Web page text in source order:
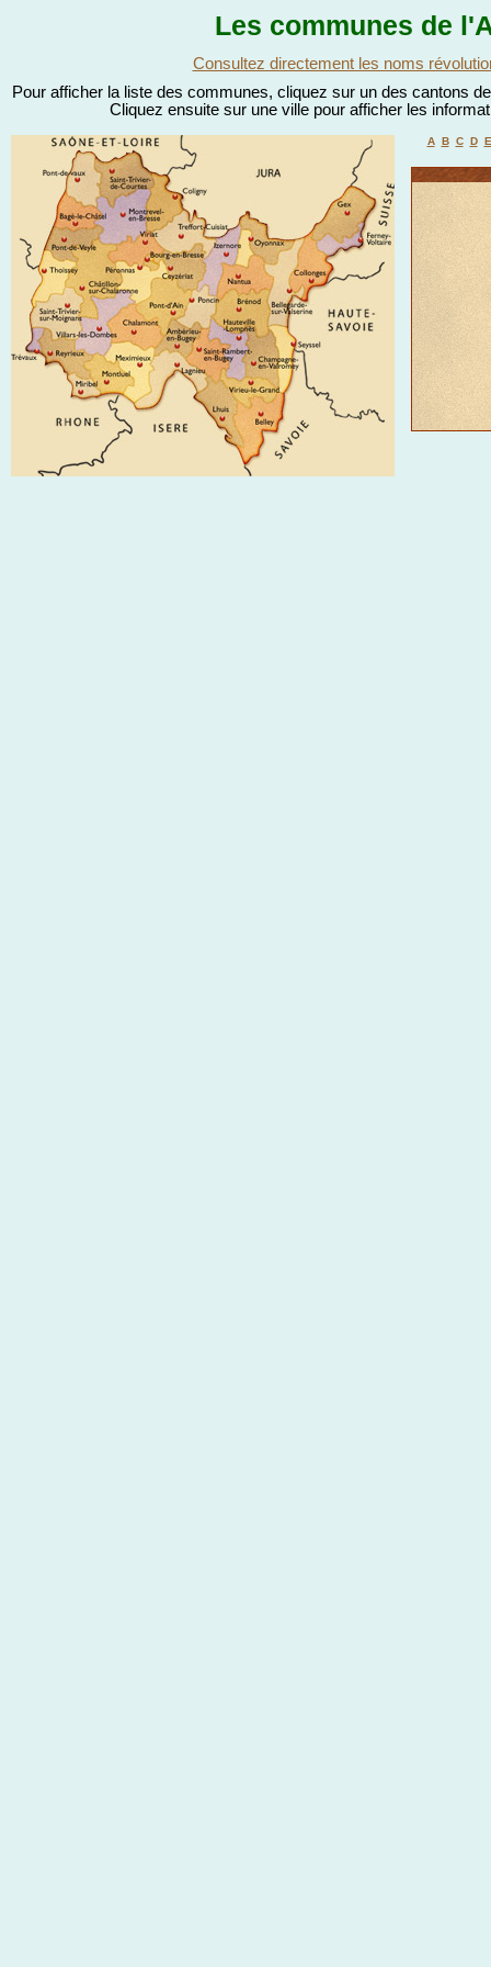
Les communes de
Consultez directement les noms
Pour afficher la liste des communes, cliquez sur un des cantons
Cliquez ensuite sur une ville pour afficher les
A B C D E